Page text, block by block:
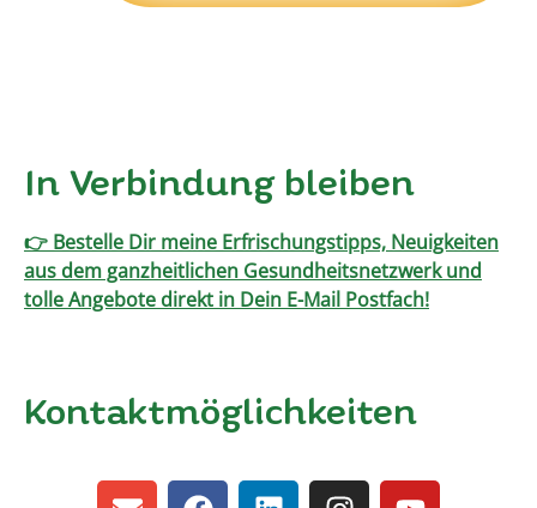
In Verbindung bleiben
👉 Bestelle Dir meine Erfrischungstipps, Neuigkeiten
aus dem ganzheitlichen Gesundheitsnetzwerk und
tolle Angebote direkt in Dein E-Mail Postfach!
Kontaktmöglichkeiten